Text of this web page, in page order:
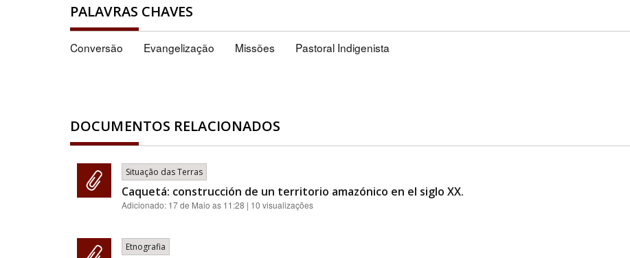
PALAVRAS CHAVES
Conversão Evangelização Missões Pastoral Indigenista
DOCUMENTOS RELACIONADOS
Situação das Terras
Caquetá: construcción de un territorio amazónico en el siglo XX.
Adicionado: 17 de Maio as 11:28 | 10 visualizações
Etnografia